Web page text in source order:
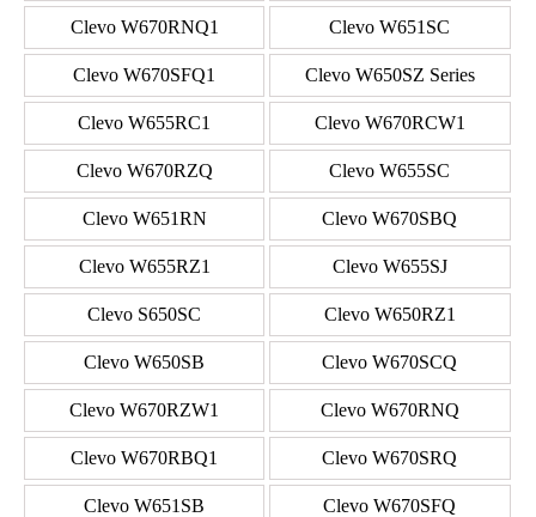
Clevo W670RNQ1 Clevo W651SC
Clevo W670SFQ1 Clevo W650SZ Series
Clevo W655RC1 Clevo W670RCW1
Clevo W670RZQ Clevo W655SC
Clevo W651RN Clevo W670SBQ
Clevo W655RZ1 Clevo W655SJ
Clevo S650SC Clevo W650RZ1
Clevo W650SB Clevo W670SCQ
Clevo W670RZW1 Clevo W670RNQ
Clevo W670RBQ1 Clevo W670SRQ
Clevo W651SB Clevo W670SFQ